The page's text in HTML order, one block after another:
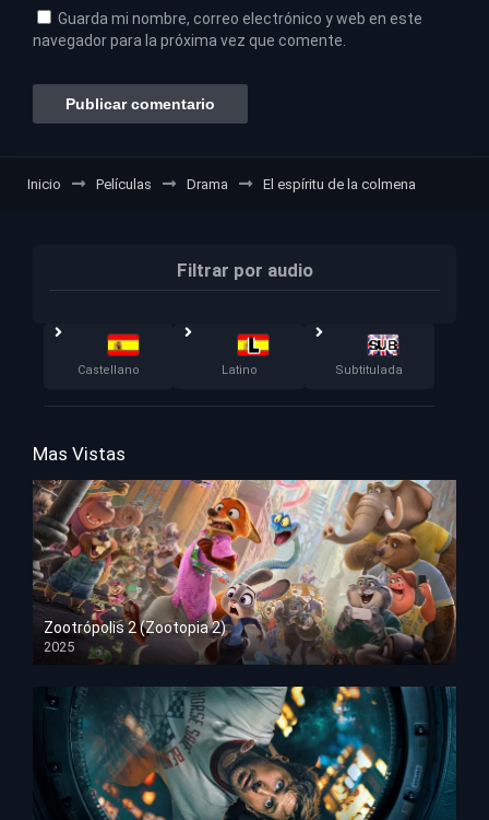
Guarda mi nombre, correo electrónico y web en este
navegador para la próxima vez que comente.
Inicio Películas Drama El espíritu de la colmena
Filtrar por audio
Castellano Latino Subtitulada
Mas Vistas
Zootrópolis 2 (Zootopia 2)
2025
HD 1080p